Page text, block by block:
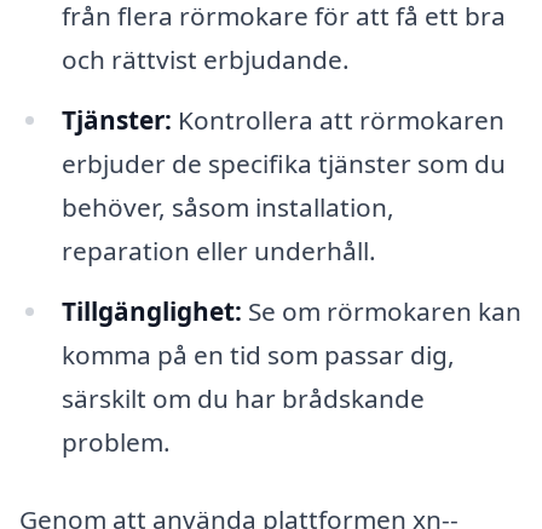
från flera rörmokare för att få ett bra
och rättvist erbjudande.
Tjänster: Kontrollera att rörmokaren
erbjuder de specifika tjänster som du
behöver, såsom installation,
reparation eller underhåll.
Tillgänglighet: Se om rörmokaren kan
komma på en tid som passar dig,
särskilt om du har brådskande
problem.
Genom att använda plattformen xn--